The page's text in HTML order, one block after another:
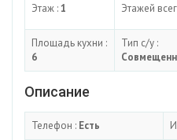
Этаж :1 Этажей
Площадь кухни :
6
Тип с/у :
Описание
Телефон : Есть